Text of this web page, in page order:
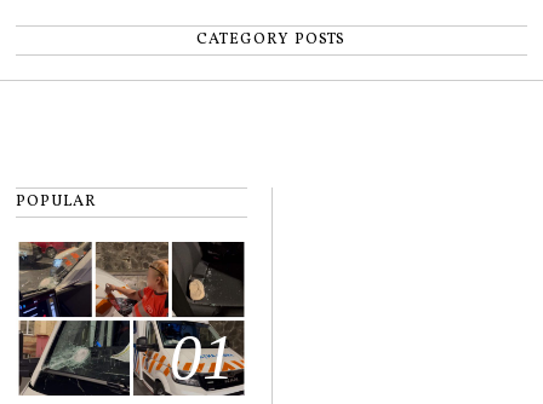
CATEGORY POSTS
POPULAR
01